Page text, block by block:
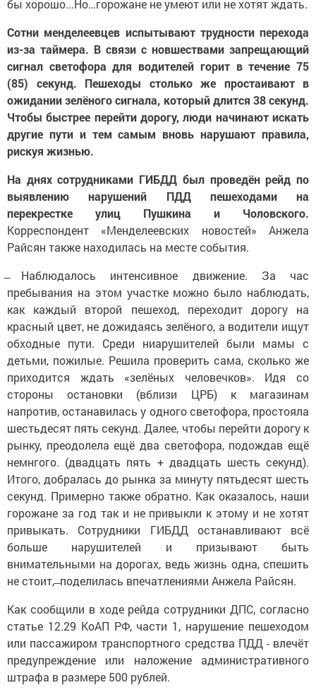
бы хорошо...Но…горожане не умеют или не хотят ждать.
Сотни менделеевцев испытывают трудности перехода
из-за таймера. В связи с новшествами запрещающий
сигнал светофора для водителей горит в течение 75
(85) секунд. Пешеходы столько же простаивают в
ожидании зелёного сигнала, который длится 38 секунд.
Чтобы быстрее перейти дорогу, люди начинают искать
другие пути и тем самым вновь нарушают правила,
рискуя жизнью.
На днях сотрудниками ГИБДД был проведён рейд по
выявлению нарушений ПДД пешеходами на
перекрестке улиц Пушкина и Чоловского.
Корреспондент «Менделеевских новостей» Анжела
Райсян также находилась на месте события.
̶ Наблюдалось интенсивное движение. За час
пребывания на этом участке можно было наблюдать,
как каждый второй пешеход, переходит дорогу на
красный цвет, не дожидаясь зелёного, а водители ищут
обходные пути. Среди ниарушителей были мамы с
детьми, пожилые. Решила проверить сама, сколько же
приходится ждать «зелёных человечков». Идя со
стороны остановки (вблизи ЦРБ) к магазинам
напротив, останавилась у одного светофора, простояла
шестьдесят пять секунд. Далее, чтобы перейти дорогу к
рынку, преодолела ещё два светофора, подождав ещё
немнгого. (двадцать пять + двадцать шесть секунд).
Итого, добралась до рынка за минуту пятьдесят шесть
секунд. Примерно также обратно. Как оказалось, наши
горожане за год так и не привыкли к этому и не хотят
привыкать. Сотрудники ГИБДД останавливают всё
больше нарушителей и призывают быть
внимательными на дорогах, ведь жизнь одна, спешить
не стоит, ̶ поделилась впечатлениями Анжела Райсян.
Как сообщили в ходе рейда сотрудники ДПС, согласно
статье 12.29 КоАП РФ, части 1, нарушение пешеходом
или пассажиром транспортного средства ПДД - влечёт
предупреждение или наложение административного
штрафа в размере 500 рублей.